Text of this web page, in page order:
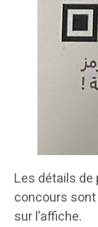
Les détails
concours
sur l’affiche.